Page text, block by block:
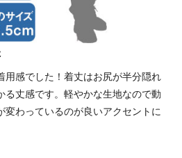
用感でした！着丈はお尻が半分隠れ
る丈感です。軽やかな生地なので動
わっているのが良いアクセントに